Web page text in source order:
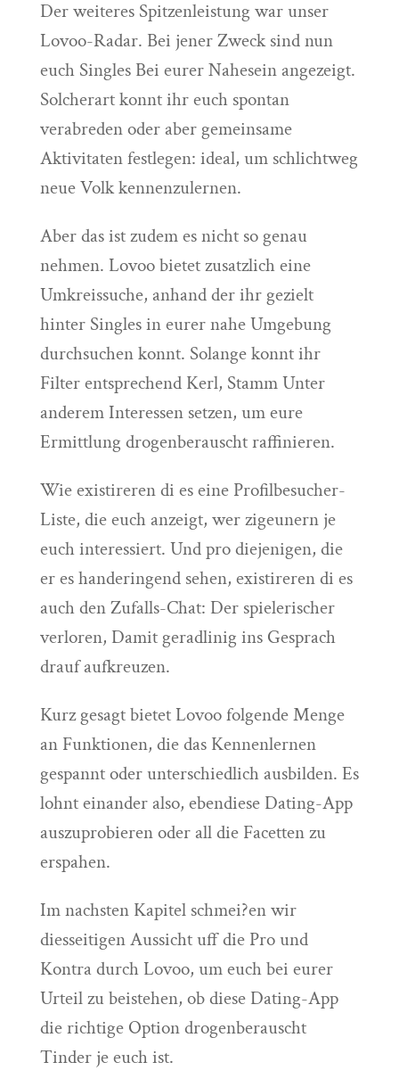
Der weiteres Spitzenleistung war unser
Lovoo-Radar. Bei jener Zweck sind nun
euch Singles Bei eurer Nahesein angezeigt.
Solcherart konnt ihr euch spontan
verabreden oder aber gemeinsame
Aktivitaten festlegen: ideal, um schlichtweg
neue Volk kennenzulernen.
Aber das ist zudem es nicht so genau
nehmen. Lovoo bietet zusatzlich eine
Umkreissuche, anhand der ihr gezielt
hinter Singles in eurer nahe Umgebung
durchsuchen konnt. Solange konnt ihr
Filter entsprechend Kerl, Stamm Unter
anderem Interessen setzen, um eure
Ermittlung drogenberauscht raffinieren.
Wie existireren di es eine Profilbesucher-
Liste, die euch anzeigt, wer zigeunern je
euch interessiert. Und pro diejenigen, die
er es handeringend sehen, existireren di es
auch den Zufalls-Chat: Der spielerischer
verloren, Damit geradlinig ins Gesprach
drauf aufkreuzen.
Kurz gesagt bietet Lovoo folgende Menge
an Funktionen, die das Kennenlernen
gespannt oder unterschiedlich ausbilden. Es
lohnt einander also, ebendiese Dating-App
auszuprobieren oder all die Facetten zu
erspahen.
Im nachsten Kapitel schmei?en wir
diesseitigen Aussicht uff die Pro und
Kontra durch Lovoo, um euch bei eurer
Urteil zu beistehen, ob diese Dating-App
die richtige Option drogenberauscht
Tinder je euch ist.